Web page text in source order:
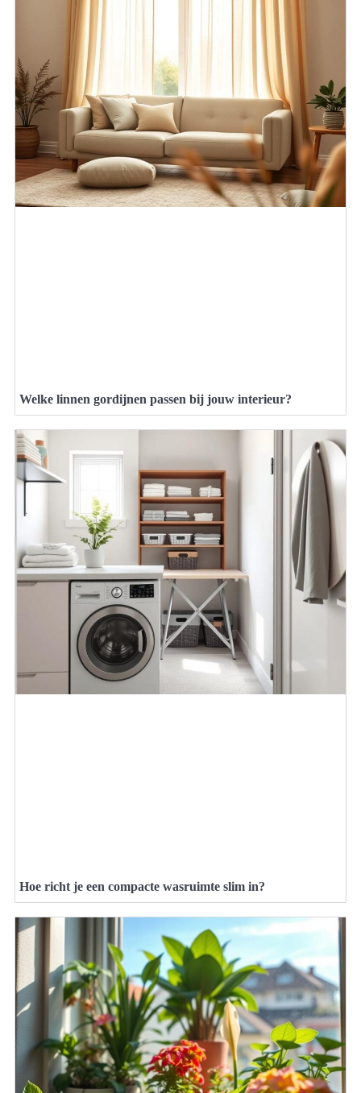
Welke linnen gordijnen passen bij jouw interieur?
Hoe richt je een compacte wasruimte slim in?